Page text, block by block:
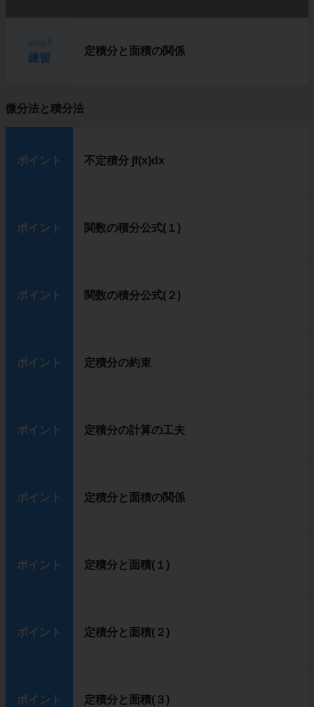
練習
定積分と面積の関係
微分法と積分法
ポイント 不定積分 ∫f(x)dx
ポイント 関数の積分公式(１)
ポイント 関数の積分公式(２)
ポイント 定積分の約束
ポイント 定積分の計算の工夫
ポイント 定積分と面積の関係
ポイント 定積分と面積(１)
ポイント 定積分と面積(２)
ポイント 定積分と面積(３)